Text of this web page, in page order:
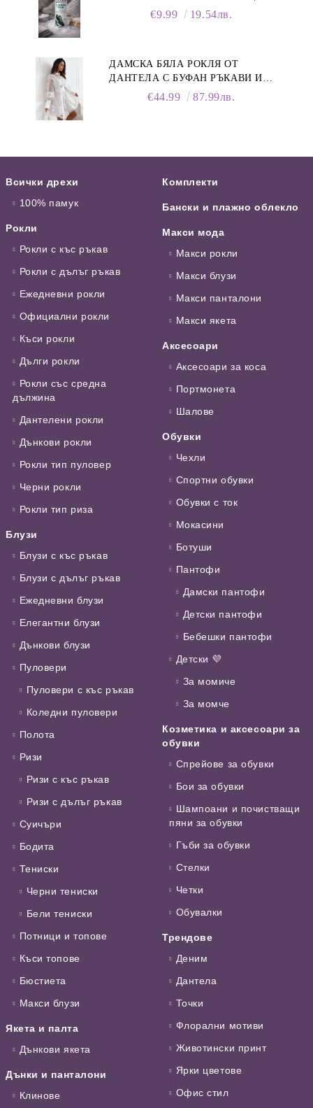
ПЯНА ЗА ОБУВКИ, 150 МЛ
€9.99 19.54лв.
ДАМСКА БЯЛА РОКЛЯ ОТ
ДАНТЕЛА С БУФАН РЪКАВИ И
€44.99 87.99лв.
Всички дрехи
100% памук
Рокли
Рокли с къс ръкав
Рокли с дълъг ръкав
Ежедневни рокли
Официални рокли
Къси рокли
Дълги рокли
Рокли със средна
дължина
Дантелени рокли
Дънкови рокли
Рокли тип пуловер
Черни рокли
Рокли тип риза
Блузи
Блузи с къс ръкав
Блузи с дълъг ръкав
Ежедневни блузи
Елегантни блузи
Дънкови блузи
Пуловери
Пуловери с къс ръкав
Коледни пуловери
Полота
Ризи
Ризи с къс ръкав
Ризи с дълъг ръкав
Суичъри
Бодита
Тениски
Черни тениски
Бели тениски
Потници и топове
Къси топове
Бюстиета
Макси блузи
Якета и палта
Дънкови якета
Дънки и панталони
Клинове
Комплекти
Бански и плажно облекло
Макси мода
Макси рокли
Макси блузи
Макси панталони
Макси якета
Аксесоари
Аксесоари за коса
Портмонета
Шалове
Обувки
Чехли
Спортни обувки
Обувки с ток
Мокасини
Ботуши
Пантофи
Дамски пантофи
Детски пантофи
Бебешки пантофи
Детски 💜
За момиче
За момче
Козметика и аксесоари за
обувки
Спрейове за обувки
Бои за обувки
Шампоани и почистващи
пяни за обувки
Гъби за обувки
Стелки
Четки
Обувалки
Трендове
Деним
Дантела
Точки
Флорални мотиви
Животински принт
Ярки цветове
Офис стил